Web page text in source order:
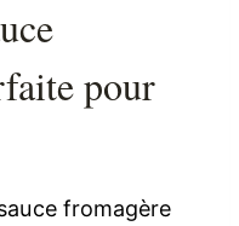
pour
fromagère